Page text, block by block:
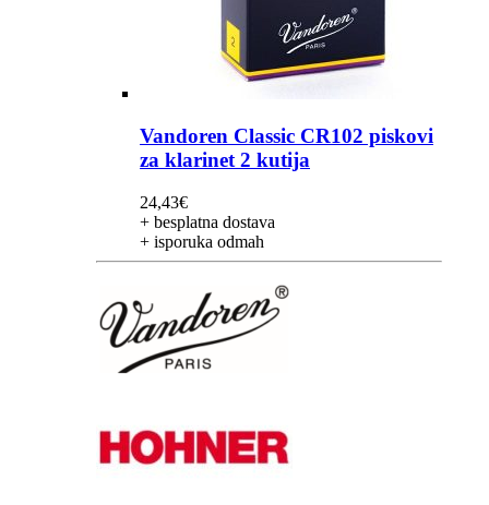
Vandoren Classic CR102 piskovi
za klarinet 2 kutija
24,43€
+ besplatna dostava
+ isporuka odmah